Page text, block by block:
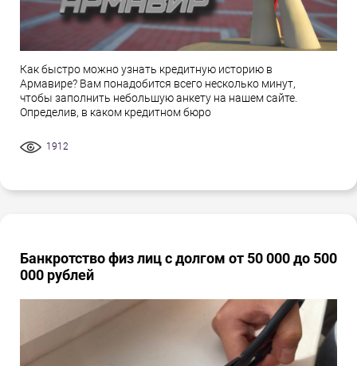
Как быстро можно узнать кредитную историю в
Армавире? Вам понадобится всего несколько минут,
чтобы заполнить небольшую анкету на нашем сайте.
Определив, в каком кредитном бюро
1912
Банкротство физ лиц с долгом от 50 000 до 500
000 рублей